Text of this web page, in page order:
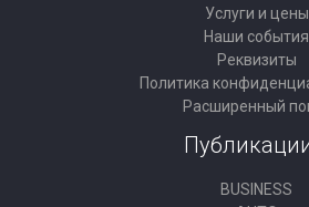
Услуги и цены
Наши события
Реквизиты
Политика
Расширенный
BUSINESS